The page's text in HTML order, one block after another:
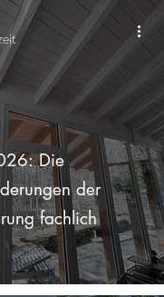
Die
der
fachlich